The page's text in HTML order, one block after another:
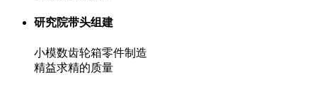
研究院带头组建
小模数齿轮箱零件制造
精益求精的质量